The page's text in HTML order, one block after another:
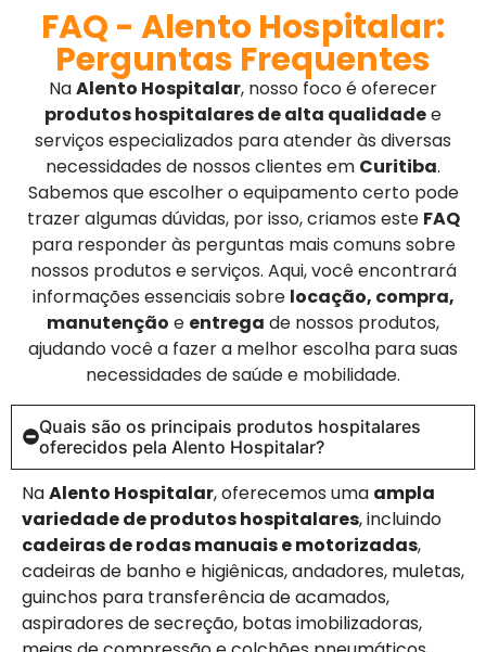
FAQ - Alento Hospitalar:
Perguntas Frequentes
NaAlento Hospitalar, nosso foco é oferecer
produtos hospitalares de alta qualidadee
serviços especializados para atender às diversas
necessidades de nossos clientes em Curitiba.
Sabemos que escolher o equipamento certo pode
trazer algumas dúvidas, por isso, criamos este FAQ
para responder às perguntas mais comuns sobre
nossos produtos e serviços. Aqui, você encontrará
informações essenciais sobre locação, compra,
manutenção e entrega de nossos produtos,
ajudando você a fazer a melhor escolha para suas
necessidades de saúde e mobilidade.
Quais são os principais produtos hospitalares
oferecidos pela Alento Hospitalar?
NaAlento Hospitalar, oferecemos uma ampla
variedade de produtos hospitalares, incluindo
cadeiras de rodas manuais e motorizadas,
cadeiras de banho e higiênicas, andadores, muletas,
guinchos para transferência de acamados,
aspiradores de secreção, botas imobilizadoras,